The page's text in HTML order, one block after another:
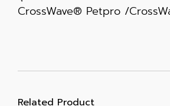
CrossWave® Petpro /
Related Product